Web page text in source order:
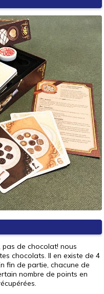
pas de chocolat! nous
chocolats. Il en existe de 4
fin de partie, chacune de
nombre de points en